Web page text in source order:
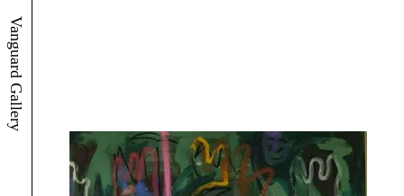
Vanguard Gallery